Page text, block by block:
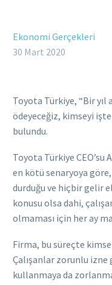
Ekonomi Gerçekleri
30 Mart 2020
Toyota Türkiye, “Bir
ödeyeceğiz, kimseyi
bulundu.
Toyota Türkiye
en kötü senaryoya
durduğu ve hiçbir gelir
konusu olsa dahi,
olmaması için her ay
Firma, bu süreçte
Çalışanlar zorunlu
kullanmaya da